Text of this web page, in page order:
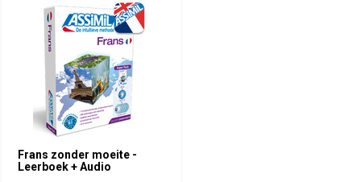
Frans zonder moeite -
Leerboek + Audio